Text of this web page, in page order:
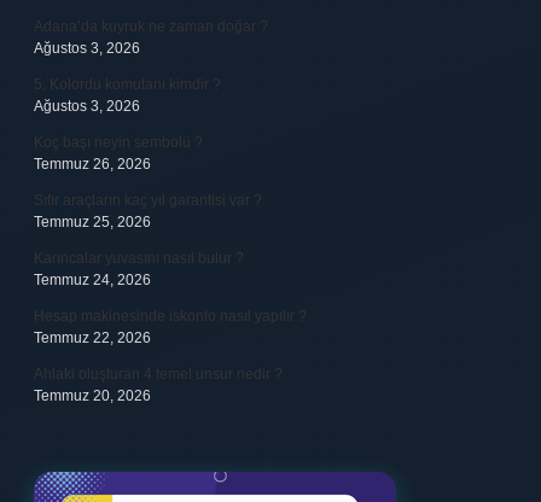
Adana’da kuyruk ne zaman doğar ?
Ağustos 3, 2026
5. Kolordu komutanı kimdir ?
Ağustos 3, 2026
Koç başı neyin sembolü ?
Temmuz 26, 2026
Sıfır araçların kaç yıl garantisi var ?
Temmuz 25, 2026
Karıncalar yuvasını nasıl bulur ?
Temmuz 24, 2026
Hesap makinesinde iskonto nasıl yapılır ?
Temmuz 22, 2026
Ahlaki oluşturan 4 temel unsur nedir ?
Temmuz 20, 2026